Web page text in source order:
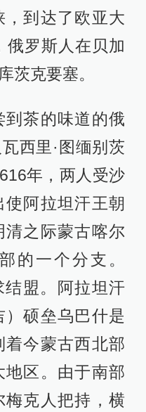
到达了欧亚大
俄罗斯人在贝加
茨克要塞。
茶的味道的俄
西里·图缅别茨
年，两人受沙
阿拉坦汗王朝
清之际蒙古喀尔
的一个分支。
盟。阿拉坦汗
硕垒乌巴什是
今蒙古西北部
区。由于南部
克人把持，横